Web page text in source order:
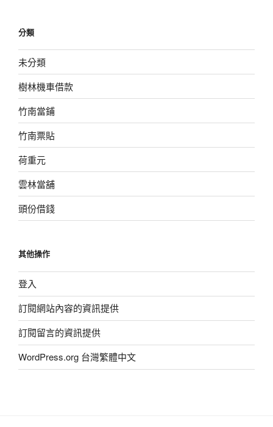
分類
未分類
樹林機車借款
竹南當鋪
竹南票貼
荷重元
雲林當舖
頭份借錢
其他操作
登入
訂閱網站內容的資訊提供
訂閱留言的資訊提供
WordPress.org 台灣繁體中文